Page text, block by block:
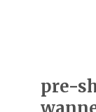
pre-